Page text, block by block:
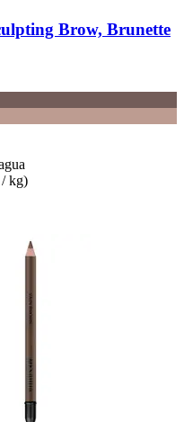
Brow, Brunette
kg)